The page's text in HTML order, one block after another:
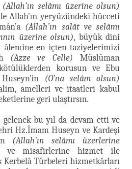
(Allah’ın selâmı üzerine olsun)
Allah’ın yeryüzündeki hücceti
(Allah’ın salât ve selâmı
üzerine olsun), büyük dini
âlemine en içten taziyelerimizi
(Azze ve Celle) Müslüman
korusun ve Ebu
(O’na selâm olsun)
amelleri ve itaatleri kabul
geri ulaştırsın.
gelenek bu yıl da devam etti ve
Hz.İmam Huseyn ve Kardeşi
(Allah’ın selâmı üzerlerine
ve misafirlerine hizmet ile
Kerbelâ Türbeleri hizmetkârları